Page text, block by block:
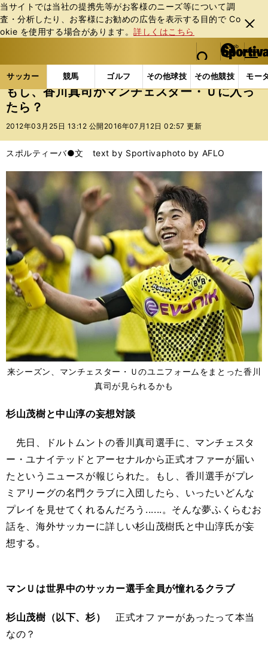
当サイトでは当社の提携先等がお客様のニーズ等について調
査・分析したり、お客様にお勧めの広告を表⽰する⽬的で Co
okie を使⽤する場合があります。詳しくはこちら
閉じ
る
web Sportiva (webスポルティーバ)
検索
マイペ
ー
ジ
メニュ
サッカー 競馬 ゴルフ その他球技 その他競技 モー
ス
ポ
ル
バ
サッカーの記事一覧 海外サッカー 海外サッカー
もし、香川真司がマンチェスター・Ｕに入っ
たら？
2012年03月25日 13:12 公開 2016年07月12日 02:57 更新
スポルティーバ●文 text by Sportivaphoto by AFLO
来シーズン、マンチェスター・Ｕのユニフォームをまとった香川
真司が見られるかも
杉山茂樹と中山淳の妄想対談
先日、ドルトムントの香川真司選手に、マンチェスタ
ー・ユナイテッドとアーセナルから正式オファーが届い
たというニュースが報じられた。もし、香川選手がプレ
ミアリーグの名門クラブに入団したら、いったいどんな
プレイを見せてくれるんだろう......。そんな夢ふくらむお
話を、海外サッカーに詳しい杉山茂樹氏と中山淳氏が妄
想する。
マンＵは世界中のサッカー選手全員が憧れるクラブ
杉山茂樹（以下、杉）
正式オファーがあったって本当
なの？